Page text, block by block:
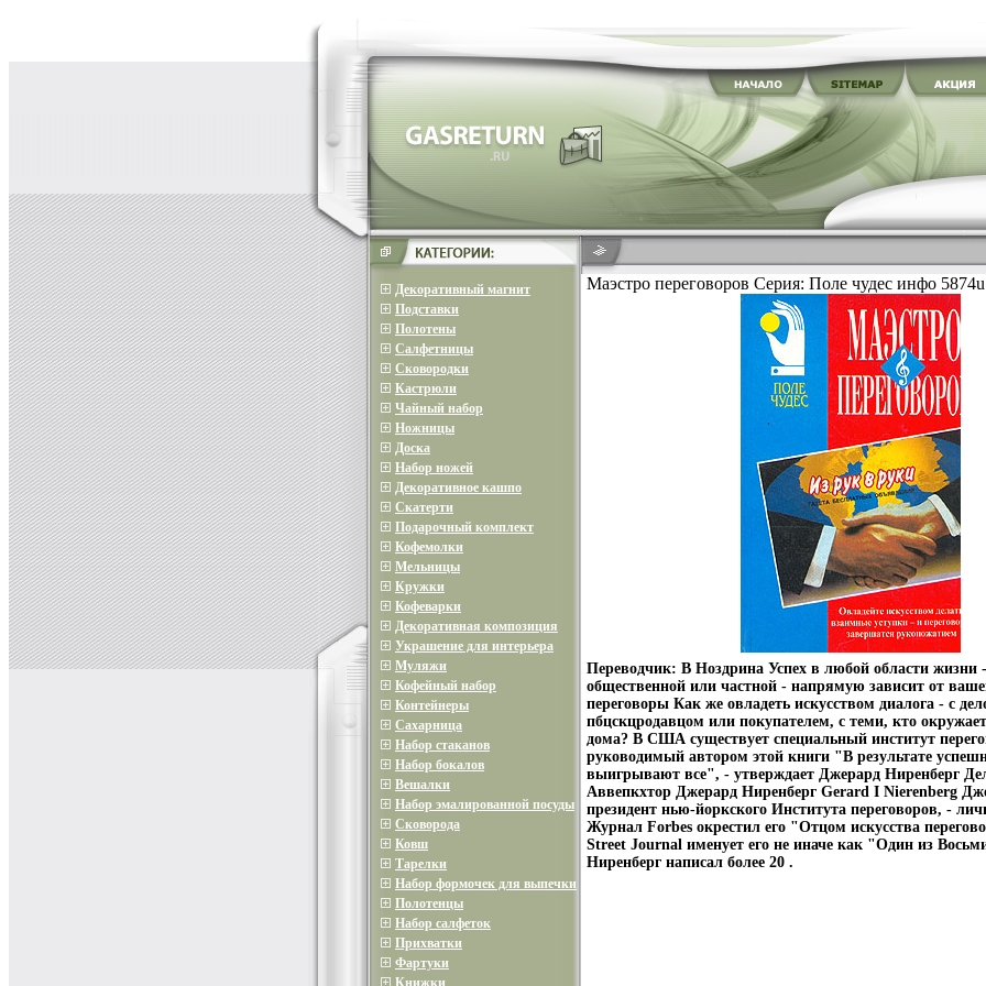
Декоративный магнит
Подставки
Полотены
Салфетницы
Сковородки
Кастрюли
Чайный набор
Ножницы
Доска
Набор ножей
Декоративное кашпо
Скатерти
Подарочный комплект
Кофемолки
Мельницы
Кружки
Кофеварки
Декоративная композиция
Украшение для интерьера
Муляжи
Кофейный набор
Контейнеры
Сахарница
Набор стаканов
Набор бокалов
Вешалки
Набор эмалированной посуды
Сковорода
Ковш
Тарелки
Набор формочек для выпечки
Полотенцы
Набор салфеток
Прихватки
Фартуки
Книжки
Маэстро переговоров Серия: Поле чудес инфо
Переводчик: В Ноздрина Успех в любой области жизни
общественной или частной - напрямую зависит от
переговоры Как же овладеть искусством диалога - с
пбцскцродавцом или покупателем, с теми, кто
дома? В США существует специальный институт
руководимый автором этой книги "В результате
выигрывают все", - утверждает Джерард Ниренберг
Аввепкхтор Джерард Ниренберг Gerard I Nierenberg
президент нью-йоркского Института переговоров, -
Журнал Forbes окрестил его "Отцом искусства
Street Journal именует его не иначе как "Один из
Ниренберг написал более 20 .